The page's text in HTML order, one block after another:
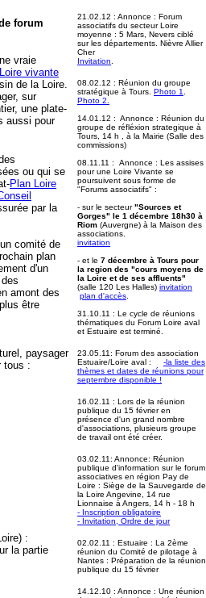
forum
vraie
vivante
de la Loire.
sur
une plate-
aussi pour
ou qui se
Plan Loire
par la
comité de
plan
d'un
amont des
être
paysager
tous :
:
la partie
21.02.12 : Annonce : Forum
associatifs du secteur Loire
moyenne : 5 Mars, Nevers ciblé
sur les départements. Nièvre Allier
Cher
Invitation
08.02.12 : Réunion du groupe
stratégique à Tours. Photo 1
Photo 2.
14.01.12 : Annonce : Réunion du
groupe de réfléxion strategique à
Tours, 14 h , à la Mairie (Salle des
commissions)
08.11.11 : Annonce : Les assises
pour une Loire Vivante se
poursuivent sous forme de
"Forums associatifs" :
- sur le secteur"Sources et
Gorges" le 1 décembre 18h30 à
Riom (Auvergne) à la Maison des
associations.
invitation
- et le 7 décembre à Tours pour
la region des "cours moyens de
la Loire et de ses affluents"
(salle 120 Les Halles) invitation
plan d'accès
31.10.11 : Le cycle de réunions
thématiques du Forum Loire aval
et Estuaire est terminé.
23.05.11: Forum des association
Estuaire/Loire aval : -la liste des
thèmes et dates de réunions pour
septembre disponible !
16.02.11 : Lors de la réunion
publique du 15 février en
présence d'un grand nombre
d'associations, plusieurs groupe
de travail ont été créer.
03.02.11: Annonce: Réunion
publique d'information sur le forum
associatives en région Pay de
Loire : Siège de la Sauvegarde de
la Loire Angevine, 14 rue
Lionnaise à Angers, 14 h - 18 h
- Inscription obligatoire
- Invitation, Ordre de jour
02.02.11 : Estuaire : La 2ème
réunion du Comité de pilotage à
Nantes : Préparation de la réunion
publique du 15 février
14.12.10 : Annonce : Une réunion